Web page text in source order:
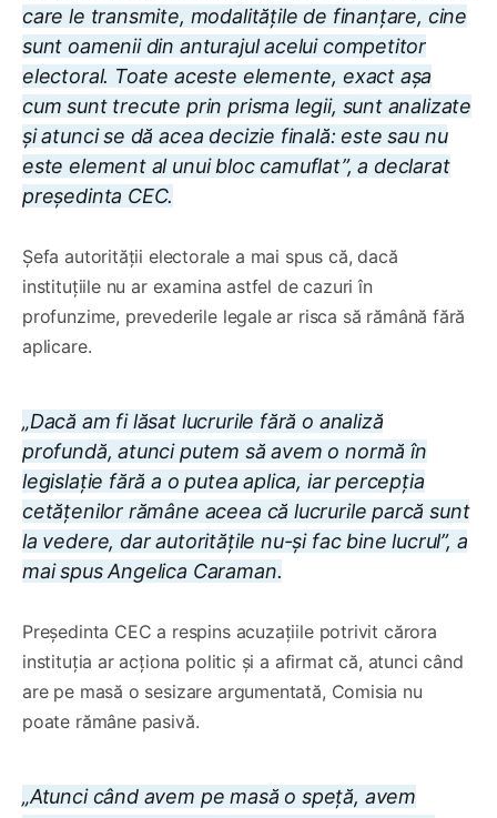
care le transmite, modalitățile de finanțare, cine
sunt oamenii din anturajul acelui competitor
electoral. Toate aceste elemente, exact așa
cum sunt trecute prin prisma legii, sunt analizate
și atunci se dă acea decizie finală: este sau nu
este element al unui bloc camuflat”, a declarat
președinta CEC.
Șefa autorității electorale a mai spus că, dacă
instituțiile nu ar examina astfel de cazuri în
profunzime, prevederile legale ar risca să rămână fără
aplicare.
„Dacă am fi lăsat lucrurile fără o analiză
profundă, atunci putem să avem o normă în
legislație fără a o putea aplica, iar percepția
cetățenilor rămâne aceea că lucrurile parcă sunt
la vedere, dar autoritățile nu-și fac bine lucrul”, a
mai spus Angelica Caraman.
Președinta CEC a respins acuzațiile potrivit cărora
instituția ar acționa politic și a afirmat că, atunci când
are pe masă o sesizare argumentată, Comisia nu
poate rămâne pasivă.
„Atunci când avem pe masă o speță, avem